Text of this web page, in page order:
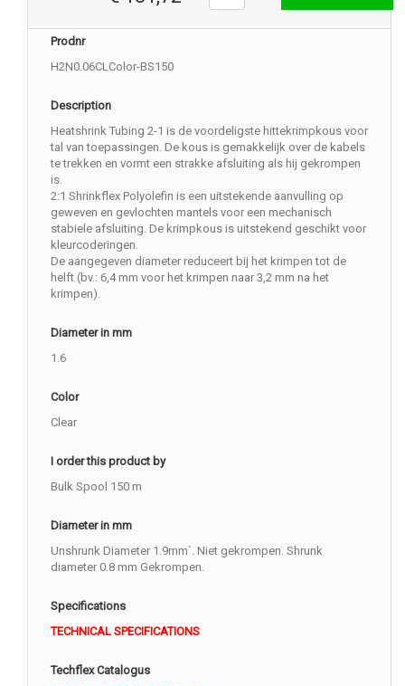
Prodnr
H2N0.06CLColor-BS150
Description
Heatshrink Tubing 2-1 is de voordeligste hittekrimpkous voor
tal van toepassingen. De kous is gemakkelijk over de kabels
te trekken en vormt een strakke afsluiting als hij gekrompen
is.
2:1 Shrinkflex Polyolefin is een uitstekende aanvulling op
geweven en gevlochten mantels voor een mechanisch
stabiele afsluiting. De krimpkous is uitstekend geschikt voor
kleurcoderingen.
De aangegeven diameter reduceert bij het krimpen tot de
helft (bv.: 6,4 mm voor het krimpen naar 3,2 mm na het
krimpen).
Diameter in mm
1.6
Color
Clear
I order this product by
Bulk Spool 150 m
Diameter in mm
Unshrunk Diameter 1.9mm`. Niet gekrompen. Shrunk
diameter 0.8 mm Gekrompen.
Specifications
TECHNICAL SPECIFICATIONS
Techflex Catalogus